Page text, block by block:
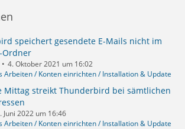
speichert gesendete E-Mails nicht im
Ordner
4. Oktober 2021 um 16:02
Arbeiten / Konten einrichten / Installation & Update
Mittag streikt Thunderbird bei sämtlichen
Juni 2022 um 16:46
Arbeiten / Konten einrichten / Installation & Update